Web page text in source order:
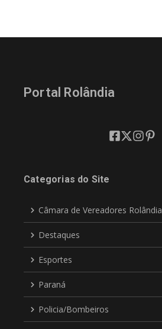
Portal Rolândia
Categorias do Site
Câmara de Vereadores Rolândia
Destaques
Esportes
Paraná
Policia/Bombeiros